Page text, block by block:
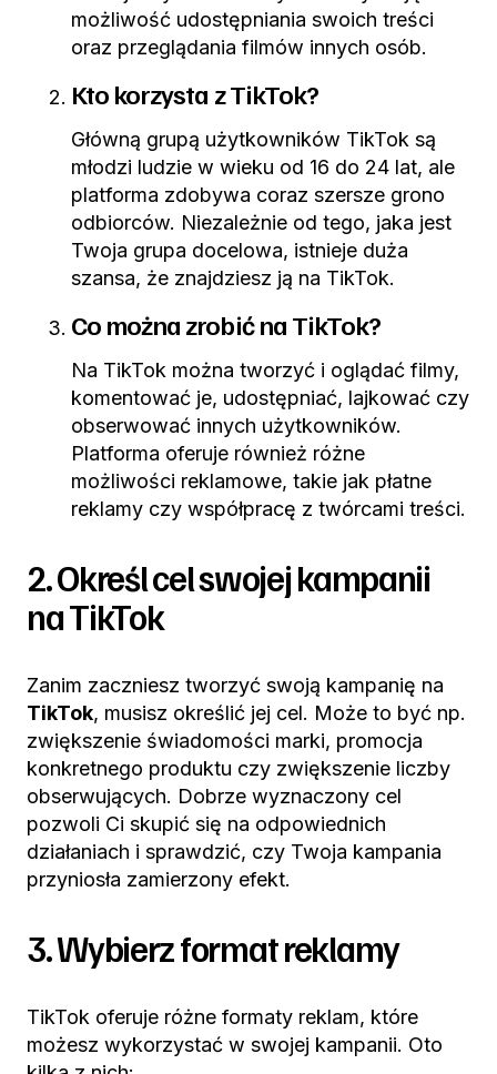
możliwość udostępniania swoich treści
oraz przeglądania filmów innych osób.
Kto korzysta z TikTok?
Główną grupą użytkowników TikTok są
młodzi ludzie w wieku od 16 do 24 lat, ale
platforma zdobywa coraz szersze grono
odbiorców. Niezależnie od tego, jaka jest
Twoja grupa docelowa, istnieje duża
szansa, że znajdziesz ją na TikTok.
Co można zrobić na TikTok?
Na TikTok można tworzyć i oglądać filmy,
komentować je, udostępniać, lajkować czy
obserwować innych użytkowników.
Platforma oferuje również różne
możliwości reklamowe, takie jak płatne
reklamy czy współpracę z twórcami treści.
2. Określ cel swojej kampanii
na TikTok
Zanim zaczniesz tworzyć swoją kampanię na
TikTok, musisz określić jej cel. Może to być np.
zwiększenie świadomości marki, promocja
konkretnego produktu czy zwiększenie liczby
obserwujących. Dobrze wyznaczony cel
pozwoli Ci skupić się na odpowiednich
działaniach i sprawdzić, czy Twoja kampania
przyniosła zamierzony efekt.
3. Wybierz format reklamy
TikTok oferuje różne formaty reklam, które
możesz wykorzystać w swojej kampanii. Oto